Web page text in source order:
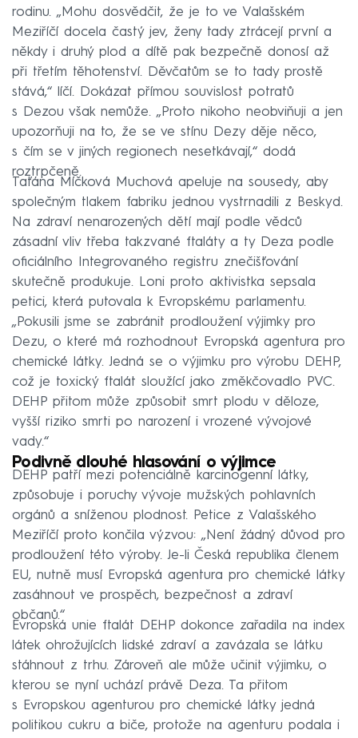
rodinu. „Mohu dosvědčit, že je to ve Valašském
Meziříčí docela častý jev, ženy tady ztrácejí první a
někdy i druhý plod a dítě pak bezpečně donosí až
při třetím těhotenství. Děvčatům se to tady prostě
stává,“ líčí. Dokázat přímou souvislost potratů
s Dezou však nemůže. „Proto nikoho neobviňuji a jen
upozorňuji na to, že se ve stínu Dezy děje něco,
s čím se v jiných regionech nesetkávají,“ dodá
roztrpčeně.
Taťána Míčková Muchová apeluje na sousedy, aby
společným tlakem fabriku jednou vystrnadili z Beskyd.
Na zdraví nenarozených dětí mají podle vědců
zásadní vliv třeba takzvané ftaláty a ty Deza podle
oficiálního Integrovaného registru znečišťování
skutečně produkuje. Loni proto aktivistka sepsala
petici, která putovala k Evropskému parlamentu.
„Pokusili jsme se zabránit prodloužení výjimky pro
Dezu, o které má rozhodnout Evropská agentura pro
chemické látky. Jedná se o výjimku pro výrobu DEHP,
což je toxický ftalát sloužící jako změkčovadlo PVC.
DEHP přitom může způsobit smrt plodu v děloze,
vyšší riziko smrti po narození i vrozené vývojové
vady.“
Podivně dlouhé hlasování o výjimce
DEHP patří mezi potenciálně karcinogenní látky,
způsobuje i poruchy vývoje mužských pohlavních
orgánů a sníženou plodnost. Petice z Valašského
Meziříčí proto končila výzvou: „Není žádný důvod pro
prodloužení této výroby. Je-li Česká republika členem
EU, nutně musí Evropská agentura pro chemické látky
zasáhnout ve prospěch, bezpečnost a zdraví
občanů.“
Evropská unie ftalát DEHP dokonce zařadila na index
látek ohrožujících lidské zdraví a zavázala se látku
stáhnout z trhu. Zároveň ale může učinit výjimku, o
kterou se nyní uchází právě Deza. Ta přitom
s Evropskou agenturou pro chemické látky jedná
politikou cukru a biče, protože na agenturu podala i